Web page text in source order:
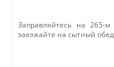
Заправляйтесь на 265-м
заезжайте на сытный